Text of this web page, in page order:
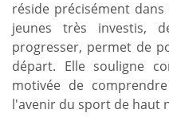
réside précisément
jeunes très investis,
progresser, permet de
départ. Elle souligne
motivée de
l'avenir du sport de haut